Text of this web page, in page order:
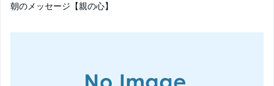
朝のメッセージ【親の心】